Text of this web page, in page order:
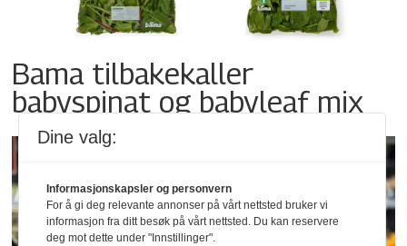
Bama tilbakekaller
babyspinat og babyleaf mix
Dine valg:
Informasjonskapsler og personvern
For å gi deg relevante annonser på vårt nettsted bruker vi
informasjon fra ditt besøk på vårt nettsted. Du kan reservere
deg mot dette under "Innstillinger".